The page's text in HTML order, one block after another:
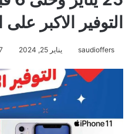
التوفير الاكبر على
saudioffers يناير 25, 2024